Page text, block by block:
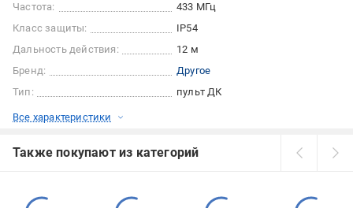
Частота:
433 МГц
Класс защиты:
IP54
Дальность действия:
12 м
Бренд:
Другое
Тип:
пульт ДК
Все характеристики
Также покупают из категорий